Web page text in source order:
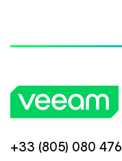
+33 (805) 080 476